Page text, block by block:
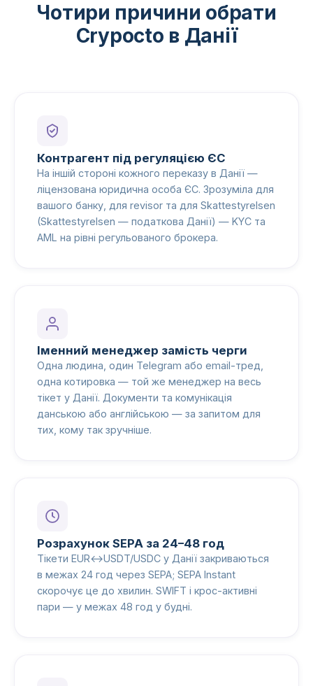
Чотири причини обрати
Crypocto в Данії
Контрагент під регуляцією ЄС
На іншій стороні кожного переказу в Данії —
ліцензована юридична особа ЄС. Зрозуміла для
вашого банку, для revisor та для Skattestyrelsen
(Skattestyrelsen — податкова Данії) — KYC та
AML на рівні регульованого брокера.
Іменний менеджер замість черги
Одна людина, один Telegram або email-тред,
одна котировка — той же менеджер на весь
тікет у Данії. Документи та комунікація
данською або англійською — за запитом для
тих, кому так зручніше.
Розрахунок SEPA за 24–48 год
Тікети EUR↔USDT/USDC у Данії закриваються
в межах 24 год через SEPA; SEPA Instant
скорочує це до хвилин. SWIFT і крос-активні
пари — у межах 48 год у будні.